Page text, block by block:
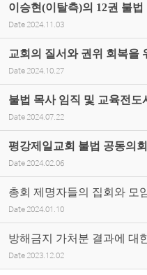
이승현(이탈측)의 12권 불
Date 2024.11.03
교회의 질서와 권위 회복을
Date 2024.10.27
불법 목사 임직 및 교육전
Date 2024.07.22
평강제일교회 불법 공동의
Date 2024.02.06
총회 제명자들의 집회와 모
Date 2024.01.10
방해금지 가처분 결과에 대
Date 2023.12.02